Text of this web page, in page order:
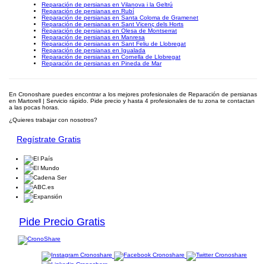
Reparación de persianas en Vilanova i la Geltrú
Reparación de persianas en Rubí
Reparación de persianas en Santa Coloma de Gramenet
Reparación de persianas en Sant Vicenç dels Horts
Reparación de persianas en Olesa de Montserrat
Reparación de persianas en Manresa
Reparación de persianas en Sant Feliu de Llobregat
Reparación de persianas en Igualada
Reparación de persianas en Cornella de Llobregat
Reparación de persianas en Pineda de Mar
En Cronoshare puedes encontrar a los mejores profesionales de Reparación de persianas
en Martorell | Servicio rápido. Pide precio y hasta 4 profesionales de tu zona te contactan
a las pocas horas.
¿Quieres trabajar con nosotros?
Regístrate Gratis
Pide Precio Gratis